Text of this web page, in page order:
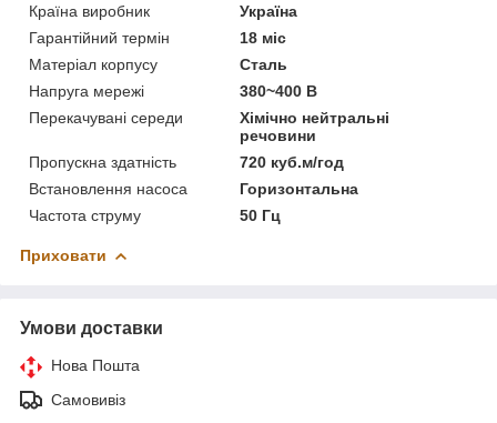
Країна виробник
Україна
Гарантійний термін
18 міс
Матеріал корпусу
Сталь
Напруга мережі
380~400 В
Перекачувані середи
Хімічно нейтральні
речовини
Пропускна здатність
720 куб.м/год
Встановлення насоса
Горизонтальна
Частота струму
50 Гц
Приховати
Умови доставки
Нова Пошта
Самовивіз